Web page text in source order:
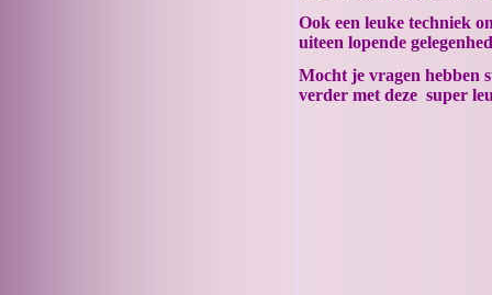
Ook een leuke techniek
uiteen lopende
Mocht je vragen hebben
verder met deze super